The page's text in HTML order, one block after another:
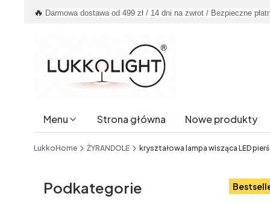
🔥 Darmowa dostawa od 499 zł / 14 dni na zwrot / Bezpieczne
Menu Strona główna
Nowe produkty
LukkoHome ŻYRANDOLE kryształowa lampa wisząca LED
Podkategorie Etykiety